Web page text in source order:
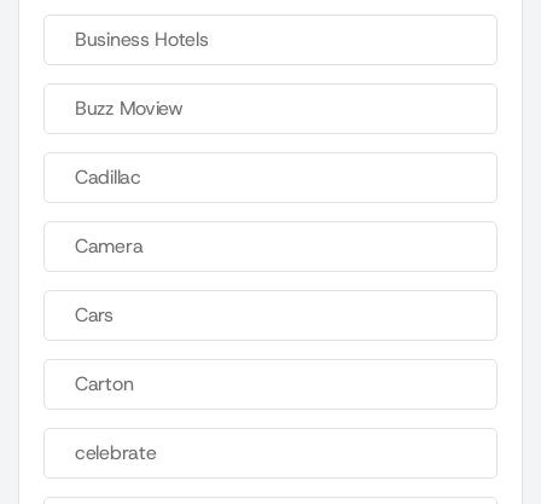
Business Hotels
Buzz Moview
Cadillac
Camera
Cars
Carton
celebrate